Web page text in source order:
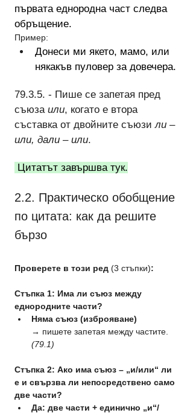
първата еднородна част следва
обръщение.
Пример:
Донеси ми якето, мамо, или
някакъв пуловер за довечера.
79.3.5. - Пише се запетая пред
съюза или, когато е втора
съставка от двойните съюзи ли –
или, дали – или.
Цитатът завършва тук.
2.2. Практическо обобщение
по цитата: как да решите
бързо
Проверете в този ред (3 стъпки):
Стъпка 1: Има ли съюз между
еднородните части?
Няма съюз (изброяване)
→ пишете запетая между частите.
(79.1)
Стъпка 2: Ако има съюз – „и/или“ ли
е и свързва ли непосредствено само
две части?
Да: две части + единично „и“/